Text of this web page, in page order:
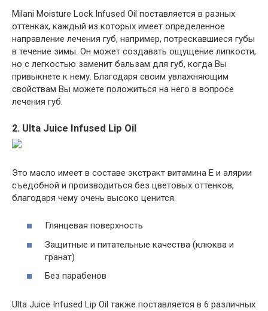
Milani Moisture Lock Infused Oil поставляется в разных
оттенках, каждый из которых имеет определенное
направление лечения губ, например, потрескавшиеся губы
в течение зимы. Он может создавать ощущение липкости,
но с легкостью заменит бальзам для губ, когда Вы
привыкнете к нему. Благодаря своим увлажняющим
свойствам Вы можете положиться на него в вопросе
лечения губ.
2. Ulta Juice Infused Lip Oil
Это масло имеет в составе экстракт витамина E и алярии
съедобной и производиться без цветовых оттенков,
благодаря чему очень высоко ценится.
Глянцевая поверхность
Защитные и питательные качества (клюква и
гранат)
Без парабенов
Ulta Juice Infused Lip Oil также поставляется в 6 различных